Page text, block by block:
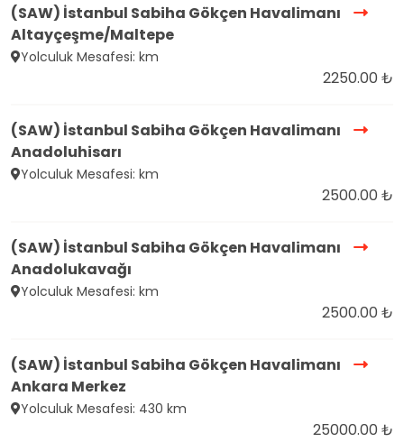
(SAW) İstanbul Sabiha Gökçen Havalimanı
Altayçeşme/Maltepe
Yolculuk Mesafesi: km
2250.00 ₺
(SAW) İstanbul Sabiha Gökçen Havalimanı
Anadoluhisarı
Yolculuk Mesafesi: km
2500.00 ₺
(SAW) İstanbul Sabiha Gökçen Havalimanı
Anadolukavağı
Yolculuk Mesafesi: km
2500.00 ₺
(SAW) İstanbul Sabiha Gökçen Havalimanı
Ankara Merkez
Yolculuk Mesafesi: 430 km
25000.00 ₺